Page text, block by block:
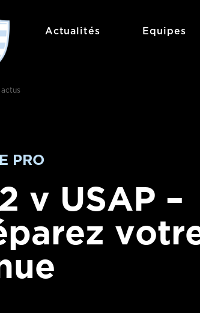
Actualités Equipes
PRO
v USAP –